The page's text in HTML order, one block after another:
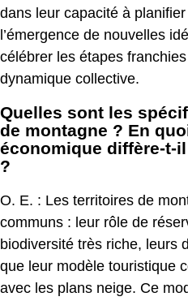
dans leur capacité à
l’émergence de nouvelles
célébrer les étapes
dynamique collective.
Quelles sont les
de montagne ? En
économique diffère-t-
?
O. E. : Les territoires de
communs : leur rôle de
biodiversité très riche, leurs
que leur modèle touristique
avec les plans neige. Ce